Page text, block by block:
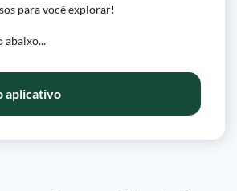
para você explorar!
abaixo...
aplicativo